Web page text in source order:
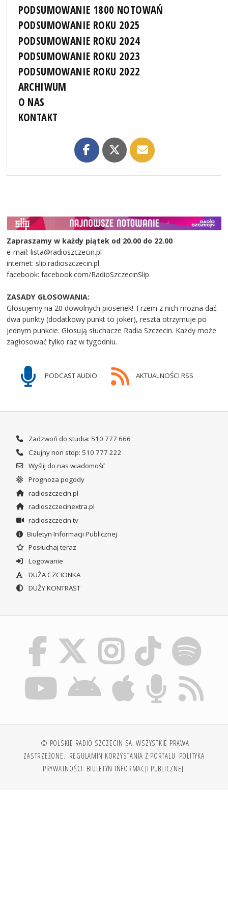
PODSUMOWANIE 1800 NOTOWAŃ
PODSUMOWANIE ROKU 2025
PODSUMOWANIE ROKU 2024
PODSUMOWANIE ROKU 2023
PODSUMOWANIE ROKU 2022
ARCHIWUM
O NAS
KONTAKT
Zapraszamy w każdy piątek od 20.00 do 22.00
e-mail: lista@radioszczecin.pl
internet: slip.radioszczecin.pl
facebook: facebook.com/RadioSzczecinSlip
ZASADY GŁOSOWANIA:
Głosujemy na 20 dowolnych piosenek! Trzem z nich można dać
dwa punkty (dodatkowy punkt to joker), reszta otrzymuje po
jednym punkcie. Głosują słuchacze Radia Szczecin. Każdy może
zagłosować tylko raz w tygodniu.
PODCAST AUDIO AKTUALNOŚCI RSS
Zadzwoń do studia: 510 777 666
Czujny non stop: 510 777 222
Wyślij do nas wiadomość
Prognoza pogody
radioszczecin.pl
radioszczecinextra.pl
radioszczecin.tv
Biuletyn Informacji Publicznej
Posłuchaj teraz
Logowanie
DUŻA CZCIONKA
DUŻY KONTRAST
© POLSKIE RADIO SZCZECIN SA. WSZYSTKIE PRAWA
ZASTRZEŻONE. REGULAMIN KORZYSTANIA Z PORTALU POLITYKA
PRYWATNOŚCI BIULETYN INFORMACJI PUBLICZNEJ